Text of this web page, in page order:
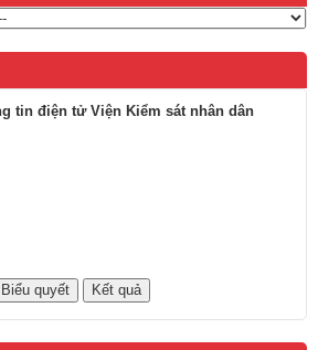
tin điện tử Viện Kiểm sát nhân dân